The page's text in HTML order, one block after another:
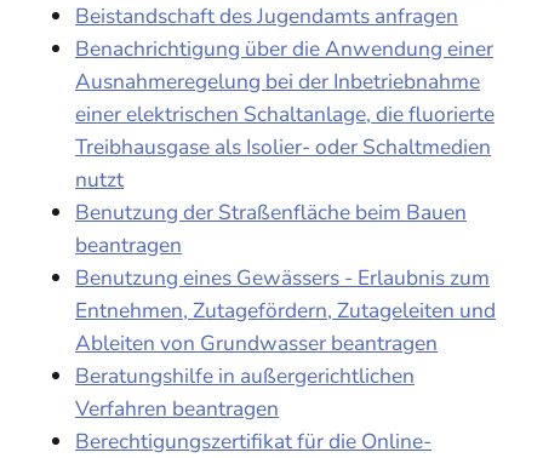
Beistandschaft des Jugendamts anfragen
Benachrichtigung über die Anwendung einer
Ausnahmeregelung bei der Inbetriebnahme
einer elektrischen Schaltanlage, die fluorierte
Treibhausgase als Isolier- oder Schaltmedien
nutzt
Benutzung der Straßenfläche beim Bauen
beantragen
Benutzung eines Gewässers - Erlaubnis zum
Entnehmen, Zutagefördern, Zutageleiten und
Ableiten von Grundwasser beantragen
Beratungshilfe in außergerichtlichen
Verfahren beantragen
Berechtigungszertifikat für die Online-